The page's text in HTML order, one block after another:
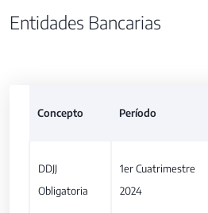
Entidades Bancarias
Concepto Período
DDJJ
Obligatoria
1er Cuatrimestre
2024